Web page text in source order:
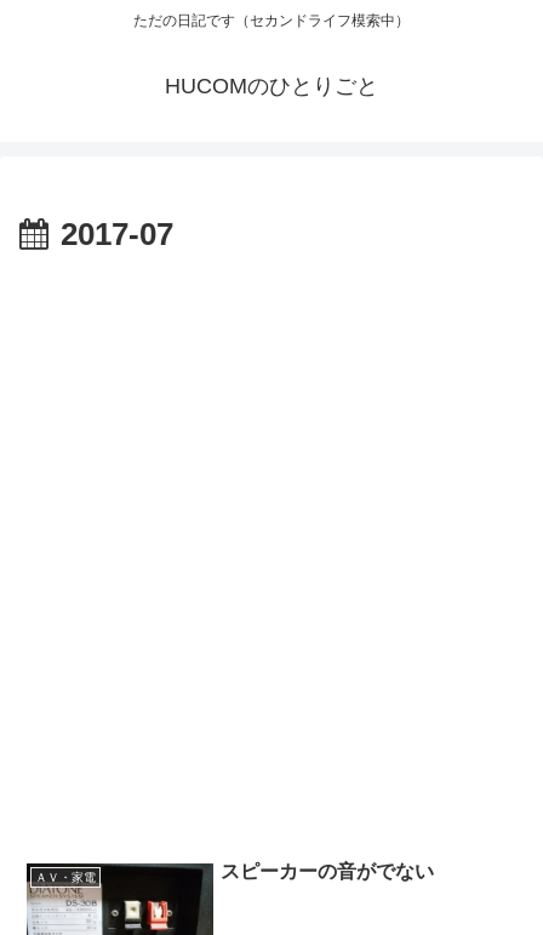
ただの日記です（セカンドライフ模索中）
HUCOMのひとりごと
2017-07
ＡＶ・家電 スピーカーの音がでない